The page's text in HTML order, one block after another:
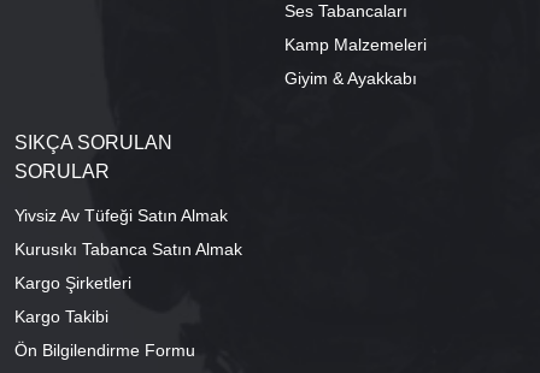
Ses Tabancaları
Kamp Malzemeleri
Giyim & Ayakkabı
SIKÇA SORULAN
SORULAR
Yivsiz Av Tüfeği Satın Almak
Kurusıkı Tabanca Satın Almak
Kargo Şirketleri
Kargo Takibi
Ön Bilgilendirme Formu